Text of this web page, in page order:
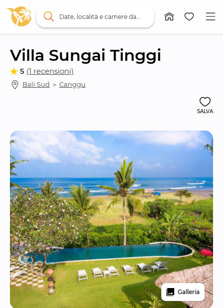
Villa Sungai Tinggi
5 (1 recensioni)
Bali Sud ＞ Canggu
SALVA
Galleria